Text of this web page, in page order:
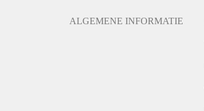
ALGEMENE INFORMATIE